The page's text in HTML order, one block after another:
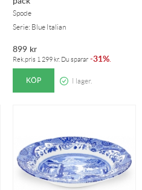
Spode
Serie: Blue Italian
899 kr
Rek.pris 1 299 kr. Du sparar -31%.
KÖP I lager.